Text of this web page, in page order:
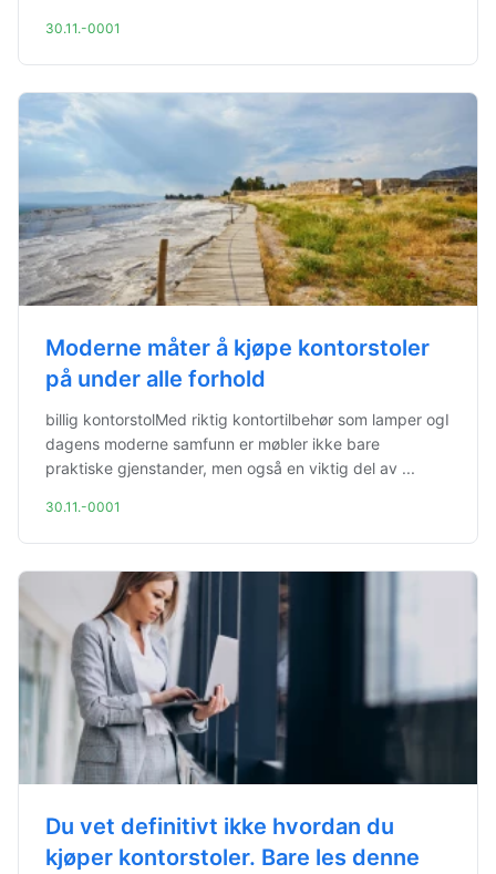
30.11.-0001
Moderne måter å kjøpe kontorstoler
på under alle forhold
billig kontorstolMed riktig kontortilbehør som lamper ogI
dagens moderne samfunn er møbler ikke bare
praktiske gjenstander, men også en viktig del av ...
30.11.-0001
Du vet definitivt ikke hvordan du
kjøper kontorstoler. Bare les denne